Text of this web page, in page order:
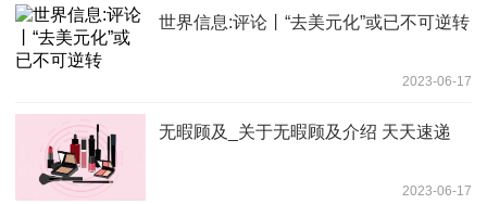
世界信息:评论丨“去美元化”或已不可逆转
2023-06-17
无暇顾及_关于无暇顾及介绍 天天速递
2023-06-17